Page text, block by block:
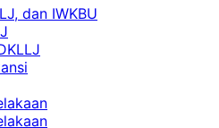
dan IWKBU